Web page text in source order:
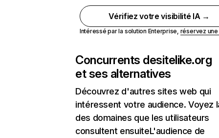
Vérifiez votre visibilité IA →
Intéressé par la solution Enterprise, réservez
Concurrents desitelike.org
et ses alternatives
Découvrez d'autres sites web qui
intéressent votre audience. Voyez
des domaines que les utilisateurs
consultent ensuiteL'audience de